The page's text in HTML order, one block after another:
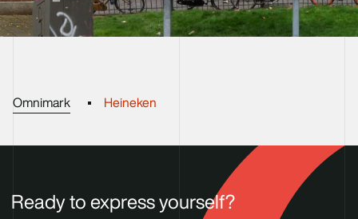
Omnimark Heineken
Ready to express yourself?